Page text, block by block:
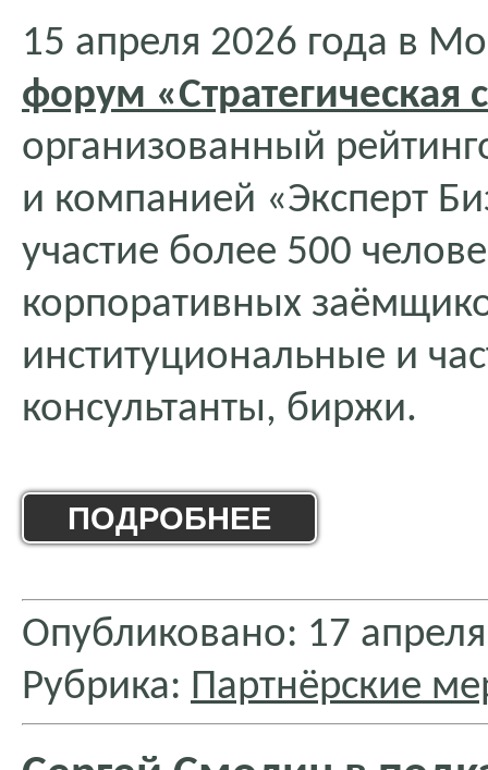
15 апреля 2026 года в
форум «Стратегическая
организованный
и компанией «Эксперт
участие более 500
корпоративных
институциональные и
консультанты, биржи.
ПОДРОБНЕЕ
Опубликовано: 17
Рубрика: Партнёрские